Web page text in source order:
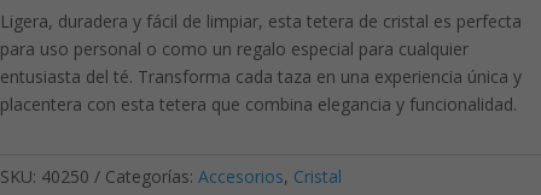
Ligera, duradera y fácil de limpiar, esta tetera de cristal es perfecta
para uso personal o como un regalo especial para cualquier
entusiasta del té. Transforma cada taza en una experiencia única y
placentera con esta tetera que combina elegancia y funcionalidad.
SKU: 40250 Categorías: Accesorios, Cristal